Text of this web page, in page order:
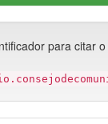
para citar